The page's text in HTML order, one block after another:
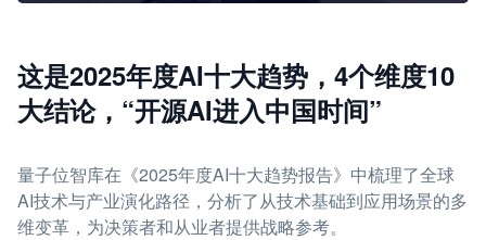
这是2025年度AI十大趋势，4个维度10
大结论，“开源AI进入中国时间”
量子位智库在《2025年度AI十大趋势报告》中梳理了全球
AI技术与产业演化路径，分析了从技术基础到应用场景的多
维变革，为决策者和从业者提供战略参考。